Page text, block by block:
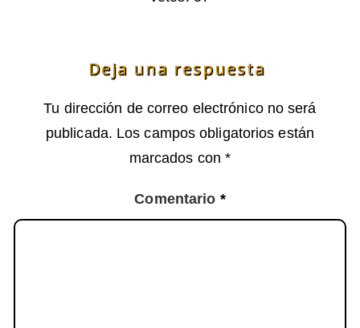
Deja una respuesta
Tu dirección de correo electrónico no será
publicada. Los campos obligatorios están
marcados con*
Comentario *